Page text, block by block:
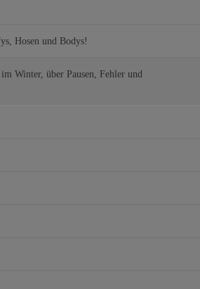
Hosen und Bodys!
Winter, über Pausen, Fehler und